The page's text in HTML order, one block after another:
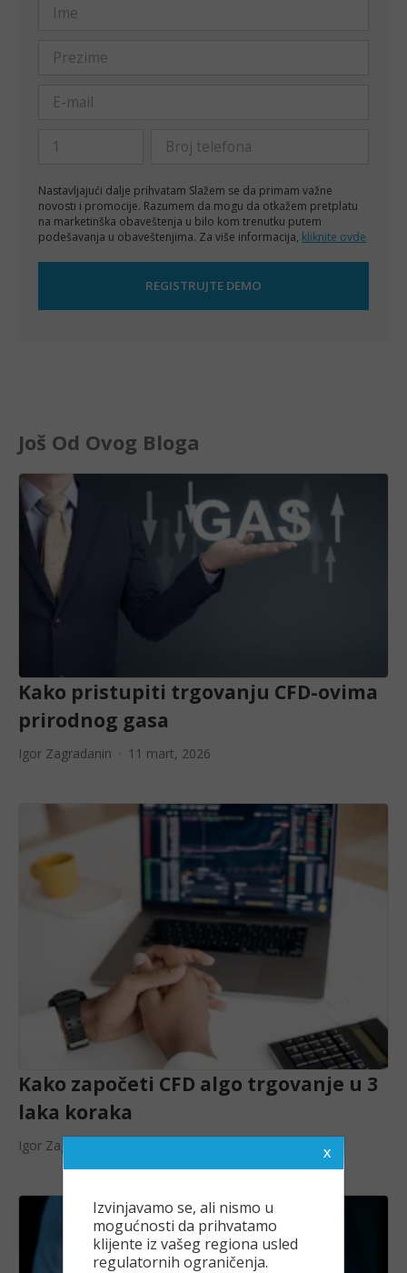
Nastavljajući dalje prihvatam Slažem se da primam važne
novosti i promocije. Razumem da mogu da otkažem pretplatu
na marketinška obaveštenja u bilo kom trenutku putem
podešavanja u obaveštenjima. Za više informacija, kliknite ovde
Još Od Ovog Bloga
Kako pristupiti trgovanju CFD-ovima
prirodnog gasa
Igor Zagradanin 11 mart, 2026
Kako započeti CFD algo trgovanje u 3
laka koraka
Igor Zagradanin
Izvinjavamo se, ali nismo u
mogućnosti da prihvatamo
klijente iz vašeg regiona usled
regulatornih ograničenja.